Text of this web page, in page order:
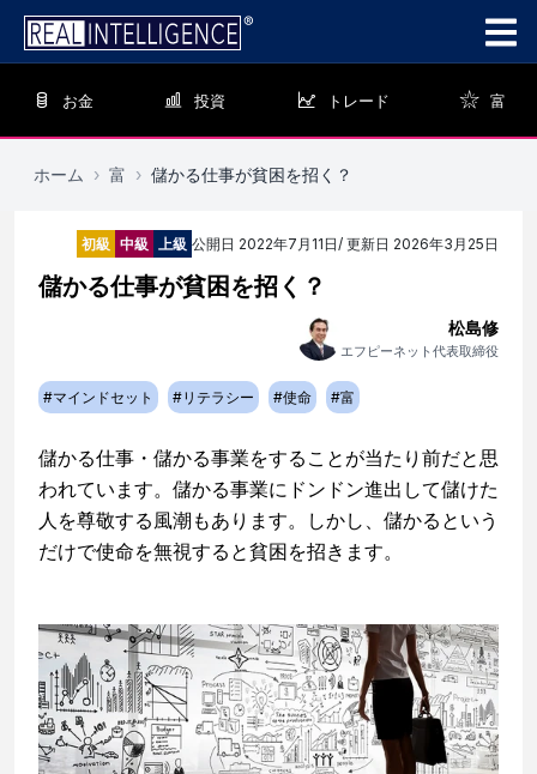
お金 投資 トレード 富
ホーム › 富 › 儲かる仕事が貧困を招く？
初級 中級 上級 公開日 2022年7月11日/ 更新日 2026年3月25日
儲かる仕事が貧困を招く？
松島修
エフピーネット代表取締役
#マインドセット #リテラシー #使命 #富
儲かる仕事・儲かる事業をすることが当たり前だと思
われています。儲かる事業にドンドン進出して儲けた
人を尊敬する風潮もあります。しかし、儲かるという
だけで使命を無視すると貧困を招きます。